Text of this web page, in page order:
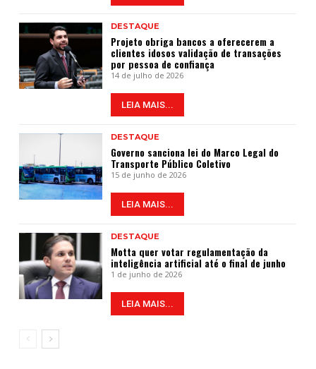
DESTAQUE
Projeto obriga bancos a oferecerem a
clientes idosos validação de transações
por pessoa de confiança
14 de julho de 2026
LEIA MAIS...
DESTAQUE
Governo sanciona lei do Marco Legal do
Transporte Público Coletivo
15 de junho de 2026
LEIA MAIS...
DESTAQUE
Motta quer votar regulamentação da
inteligência artificial até o final de junho
1 de junho de 2026
LEIA MAIS...